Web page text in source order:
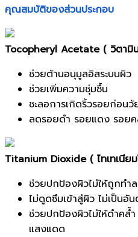
คุณสมบัติของส่วนประกอบ
Tocopheryl Acetate ( วิตามิ
ช่วยต้านอนุมูลอิสระบนผิว
ช่วยเพิ่มความชุ่มชื้น
ชะลอการเกิดริ้วรอยก่อนวั
ลดรอยดำ รอยแดง รอย
Titanium Dioxide ( ไทเทเนีย
ช่วยปกป้องผิวไม่ให้ถูกทำ
ไม่ดูดซึมเข้าสู่ผิว ไม่เป็นอั
ช่วยปกป้องผิวไม่ให้ดำคล้
แสงแดด